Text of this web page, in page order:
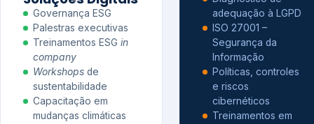
Governança ESG
Palestras executivas
Treinamentos ESG in
company
Workshops de
sustentabilidade
Capacitação em
mudanças climáticas
adequação à LGPD
ISO 27001 –
Segurança da
Informação
Políticas, controles
e riscos
cibernéticos
Treinamentos em